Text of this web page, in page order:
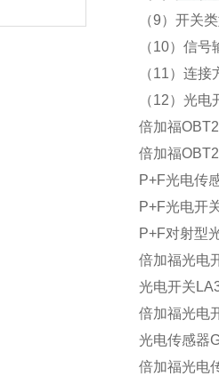
（9）开关
（10）信号
（11）连
（12）光
倍加福
倍加福
P+F光电传
P+F光电开
P+F对射型
倍加福光电
光电开关
倍加福光电
光电传感器
倍加福光电